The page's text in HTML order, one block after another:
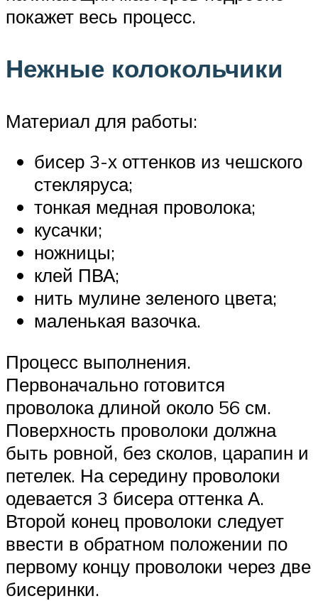
покажет весь процесс.
Нежные колокольчики
Материал для работы:
бисер 3-х оттенков из чешского
стекляруса;
тонкая медная проволока;
кусачки;
ножницы;
клей ПВА;
нить мулине зеленого цвета;
маленькая вазочка.
Процесс выполнения.
Первоначально готовится
проволока длиной около 56 см.
Поверхность проволоки должна
быть ровной, без сколов, царапин и
петелек. На середину проволоки
одевается 3 бисера оттенка А.
Второй конец проволоки следует
ввести в обратном положении по
первому концу проволоки через две
бисеринки.